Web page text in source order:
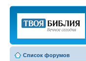
Список форумов